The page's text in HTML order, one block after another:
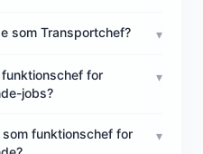
som Transportchef? ▾
for
jobs?
▾
funktionschef for
▾